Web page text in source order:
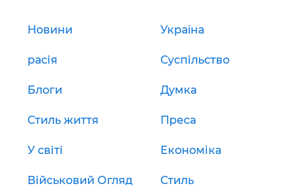
Новини Україна
расія Суспільство
Блоги Думка
Стиль життя Преса
У світі Економіка
Військовий Огляд Стиль